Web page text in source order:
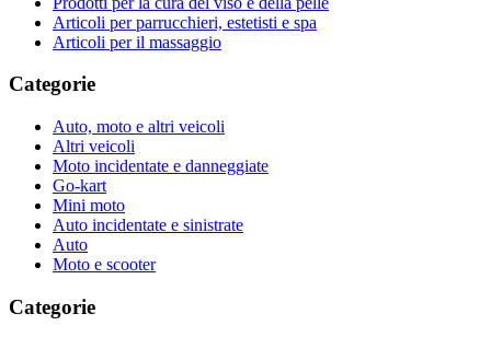
Articoli per parrucchieri, estetisti e spa
Articoli per il massaggio
Categorie
Auto, moto e altri veicoli
Altri veicoli
Moto incidentate e danneggiate
Go-kart
Mini moto
Auto incidentate e sinistrate
Auto
Moto e scooter
Categorie